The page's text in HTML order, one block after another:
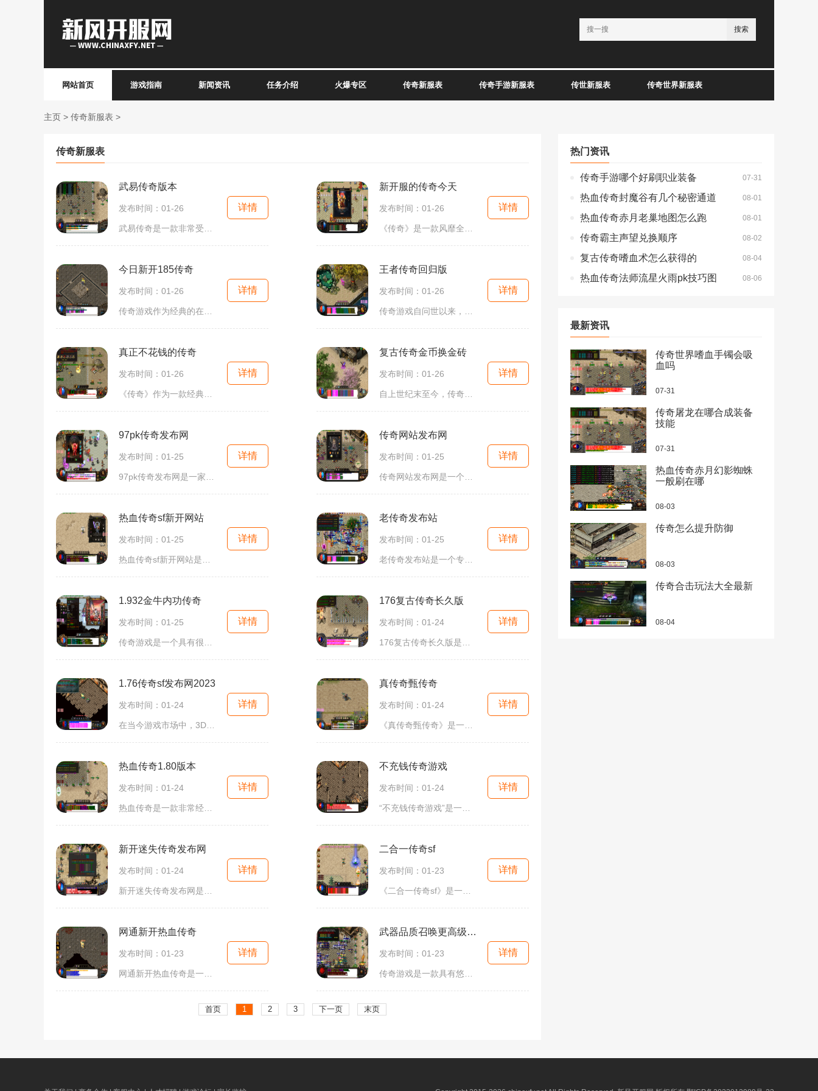
搜索
网站首页 游戏指南 新闻资讯 任务介绍 火爆专区 传奇新服表 传奇手游新服表 传世新服表 传奇世界新服表
主页 > 传奇新服表 >
传奇新服表
武易传奇版本
发布时间：01-26 详情
新开服的传奇今天
发布时间：01-26 详情
今日新开185传奇
发布时间：01-26 详情
王者传奇回归版
发布时间：01-26 详情
真正不花钱的传奇
发布时间：01-26 详情
复古传奇金币换金砖
发布时间：01-26 详情
97pk传奇发布网
发布时间：01-25 详情
传奇网站发布网
发布时间：01-25 详情
热血传奇sf新开网站
发布时间：01-25 详情
老传奇发布站
发布时间：01-25 详情
1.932金牛内功传奇
发布时间：01-25 详情
176复古传奇长久版
发布时间：01-24 详情
1.76传奇sf发布网2023
发布时间：01-24 详情
真传奇甄传奇
发布时间：01-24 详情
热血传奇1.80版本
发布时间：01-24 详情
不充钱传奇游戏
发布时间：01-24 详情
新开迷失传奇发布网
发布时间：01-24 详情
二合一传奇sf
发布时间：01-23 详情
网通新开热血传奇
发布时间：01-23 详情
武器品质召唤更高级宝宝的传奇
发布时间：01-23 详情
首页 1 2 3 下一页 末页
热门资讯
传奇手游哪个好刷职业装备 07-31
热血传奇封魔谷有几个秘密通道 08-01
热血传奇赤月老巢地图怎么跑 08-01
传奇霸主声望兑换顺序 08-02
复古传奇嗜血术怎么获得的 08-04
热血传奇法师流星火雨pk技巧图 08-06
最新资讯
传奇世界嗜血手镯会吸
血吗
07-31
传奇屠龙在哪合成装备
技能
07-31
热血传奇赤月幻影蜘蛛
一般刷在哪
08-03
传奇怎么提升防御
08-03
传奇合击玩法大全最新
08-04